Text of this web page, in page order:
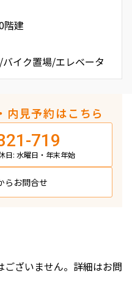
階建
イク置場/エレベータ
内見予約はこちら
719
日: 水曜日・年末年始
らお問合せ
ざいません。詳細はお問